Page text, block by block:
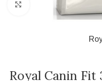
Нажмите, чтобы
Royal Canin Fit